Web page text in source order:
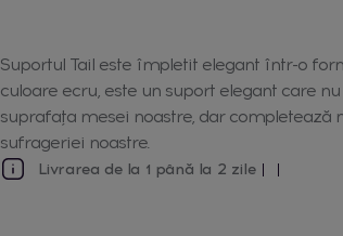
Suportul Tail este împletit elegant într-o
culoare ecru, este un suport elegant care
suprafața mesei noastre, dar completează
sufrageriei noastre.
Livrarea de la 1 până la 2 zile